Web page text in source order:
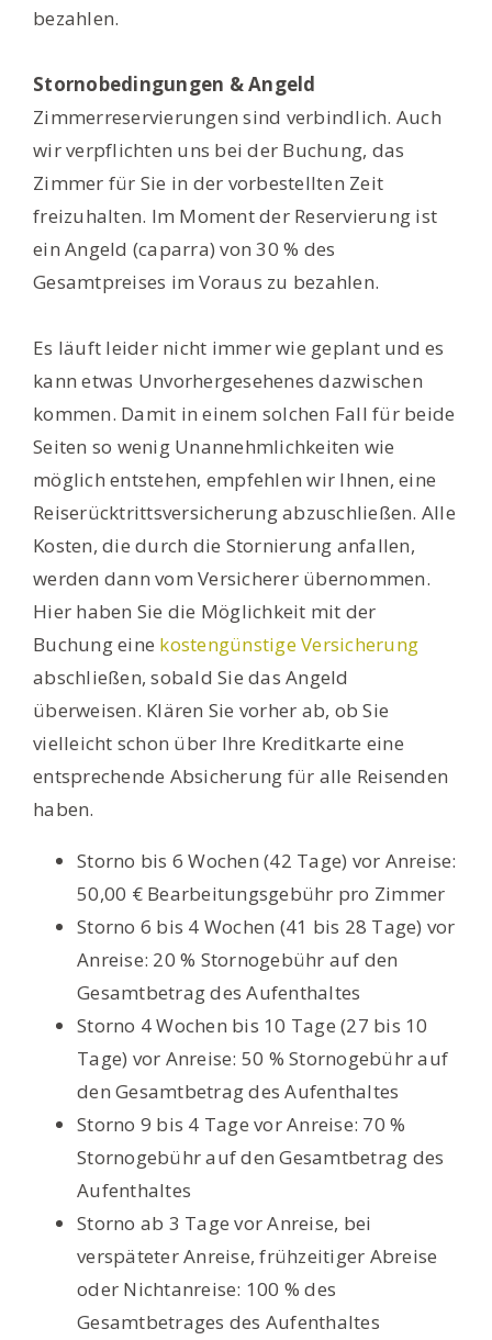
bezahlen.
Stornobedingungen & Angeld
Zimmerreservierungen sind verbindlich. Auch
wir verpflichten uns bei der Buchung, das
Zimmer für Sie in der vorbestellten Zeit
freizuhalten. Im Moment der Reservierung ist
ein Angeld (caparra) von 30 % des
Gesamtpreises im Voraus zu bezahlen.
Es läuft leider nicht immer wie geplant und es
kann etwas Unvorhergesehenes dazwischen
kommen. Damit in einem solchen Fall für beide
Seiten so wenig Unannehmlichkeiten wie
möglich entstehen, empfehlen wir Ihnen, eine
Reiserücktrittsversicherung abzuschließen. Alle
Kosten, die durch die Stornierung anfallen,
werden dann vom Versicherer übernommen.
Hier haben Sie die Möglichkeit mit der
Buchung eine kostengünstigeVersicherung
abschließen, sobald Sie das Angeld
überweisen. Klären Sie vorher ab, ob Sie
vielleicht schon über Ihre Kreditkarte eine
entsprechende Absicherung für alle Reisenden
haben.
Storno bis 6 Wochen (42 Tage) vor Anreise:
50,00 € Bearbeitungsgebühr pro Zimmer
Storno 6 bis 4 Wochen (41 bis 28 Tage) vor
Anreise: 20 % Stornogebühr auf den
Gesamtbetrag des Aufenthaltes
Storno 4 Wochen bis 10 Tage (27 bis 10
Tage) vor Anreise: 50 % Stornogebühr auf
den Gesamtbetrag des Aufenthaltes
Storno 9 bis 4 Tage vor Anreise: 70 %
Stornogebühr auf den Gesamtbetrag des
Aufenthaltes
Storno ab 3 Tage vor Anreise, bei
verspäteter Anreise, frühzeitiger Abreise
oder Nichtanreise: 100 % des
Gesamtbetrages des Aufenthaltes